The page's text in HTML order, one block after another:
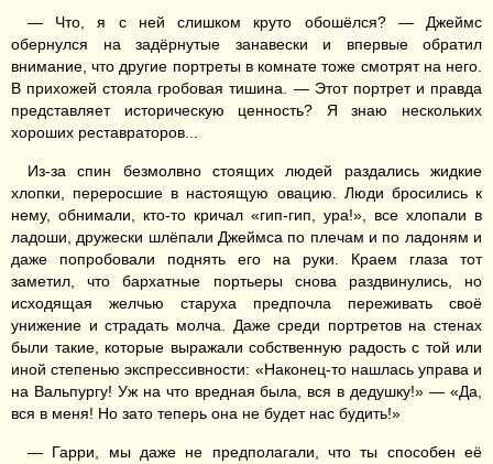
— Что, я с ней слишком круто обошёлся? — Джеймс
обернулся на задёрнутые занавески и впервые обратил
внимание, что другие портреты в комнате тоже смотрят на него.
В прихожей стояла гробовая тишина. — Этот портрет и правда
представляет историческую ценность? Я знаю нескольких
хороших реставраторов...
Из-за спин безмолвно стоящих людей раздались жидкие
хлопки, переросшие в настоящую овацию. Люди бросились к
нему, обнимали, кто-то кричал «гип-гип, ура!», все хлопали в
ладоши, дружески шлёпали Джеймса по плечам и по ладоням и
даже попробовали поднять его на руки. Краем глаза тот
заметил, что бархатные портьеры снова раздвинулись, но
исходящая желчью старуха предпочла переживать своё
унижение и страдать молча. Даже среди портретов на стенах
были такие, которые выражали собственную радость с той или
иной степенью экспрессивности: «Наконец-то нашлась управа и
на Вальпургу! Уж на что вредная была, вся в дедушку!» — «Да,
вся в меня! Но зато теперь она не будет нас будить!»
— Гарри, мы даже не предполагали, что ты способен её